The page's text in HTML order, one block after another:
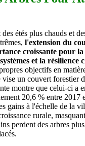
étés plus chauds et
l'extension du
croissante pour
et la résilience
objectifs en
un couvert forestier
montre que celui-ci a
20,6 % entre 2017
gains à l'échelle de la
rurale,
perdent des arbres